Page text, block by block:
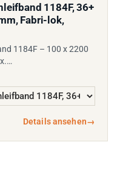
1184F, 36+
Fabri-lok,
1184F – 100 x 2200
Details ansehen→